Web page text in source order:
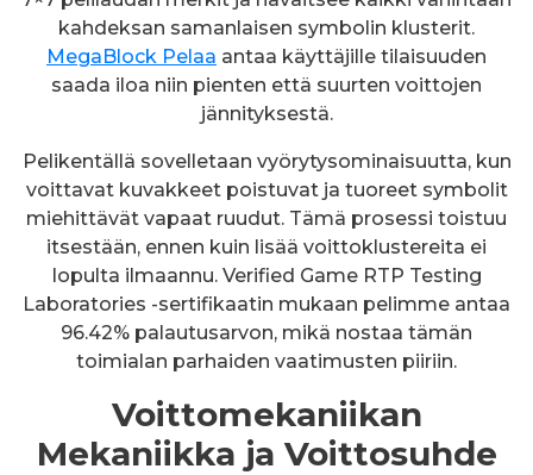
kahdeksan samanlaisen symbolin klusterit.
MegaBlock Pelaa antaa käyttäjille tilaisuuden
saada iloa niin pienten että suurten voittojen
jännityksestä.
Pelikentällä sovelletaan vyörytysominaisuutta, kun
voittavat kuvakkeet poistuvat ja tuoreet symbolit
miehittävät vapaat ruudut. Tämä prosessi toistuu
itsestään, ennen kuin lisää voittoklustereita ei
lopulta ilmaannu. Verified Game RTP Testing
Laboratories -sertifikaatin mukaan pelimme antaa
96.42% palautusarvon, mikä nostaa tämän
toimialan parhaiden vaatimusten piiriin.
Voittomekaniikan
Mekaniikka ja Voittosuhde